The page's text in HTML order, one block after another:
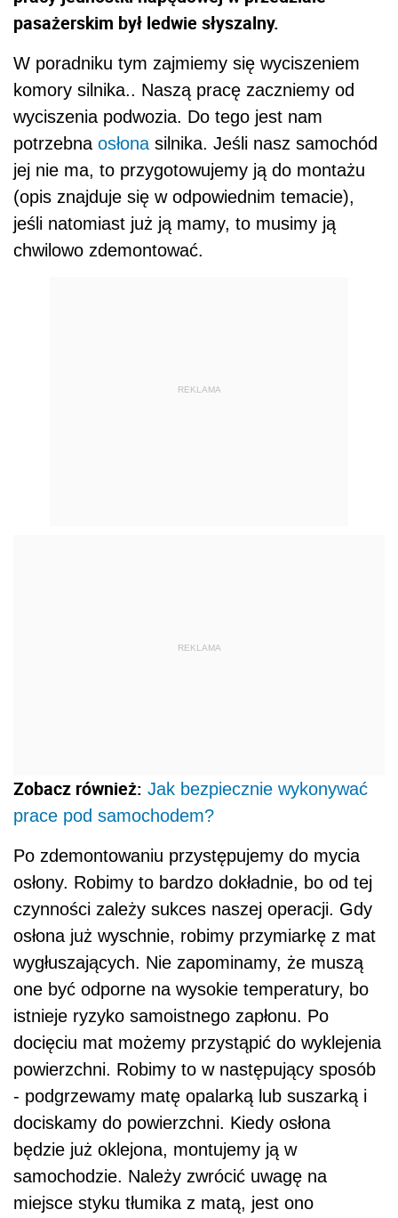
pasażerskim był ledwie słyszalny.
W poradniku tym zajmiemy się wyciszeniem
komory silnika.. Naszą pracę zaczniemy od
wyciszenia podwozia. Do tego jest nam
potrzebna osłona silnika. Jeśli nasz samochód
jej nie ma, to przygotowujemy ją do montażu
(opis znajduje się w odpowiednim temacie),
jeśli natomiast już ją mamy, to musimy ją
chwilowo zdemontować.
REKLAMA
REKLAMA
Zobacz również: Jak bezpiecznie wykonywać
prace pod samochodem?
Po zdemontowaniu przystępujemy do mycia
osłony. Robimy to bardzo dokładnie, bo od tej
czynności zależy sukces naszej operacji. Gdy
osłona już wyschnie, robimy przymiarkę z mat
wygłuszających. Nie zapominamy, że muszą
one być odporne na wysokie temperatury, bo
istnieje ryzyko samoistnego zapłonu. Po
docięciu mat możemy przystąpić do wyklejenia
powierzchni. Robimy to w następujący sposób
- podgrzewamy matę opalarką lub suszarką i
dociskamy do powierzchni. Kiedy osłona
będzie już oklejona, montujemy ją w
samochodzie. Należy zwrócić uwagę na
miejsce styku tłumika z matą, jest ono